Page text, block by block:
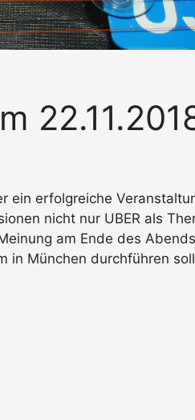
ein erfolgreiche
nicht nur UBER als
am Ende des
in München durchführen